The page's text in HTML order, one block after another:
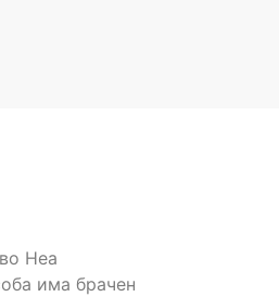
Неа
има брачен